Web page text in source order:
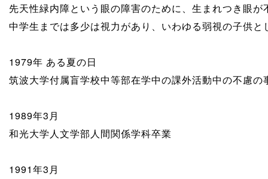
先天性緑内障という眼の障害のために、生まれつき眼が
中学生までは多少は視力があり、いわゆる弱視の子供
1979年 ある夏の日
筑波大学付属盲学校中等部在学中の課外活動中の不慮
1989年3月
和光大学人文学部人間関係学科卒業
1991年3月